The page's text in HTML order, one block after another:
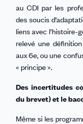
au CDI par les
des soucis
liens avec l’histoire-
relevé une
aux 6e, ou une
« principe ».
Des incertitudes
du brevet) et le
Même si les